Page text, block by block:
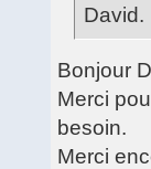
David.
Bonjour
Merci
besoin.
Merci